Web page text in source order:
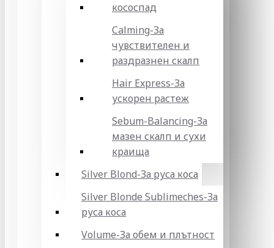
кососпад
Calming-За
чувствителен и
раздразнен скалп
Hair Express-За
ускорен растеж
Sebum-Balancing-За
мазен скалп и сухи
краища
Silver Blond-За руса коса
Silver Blonde Sublіmeches-За
руса коса
Volume-За обем и плътност